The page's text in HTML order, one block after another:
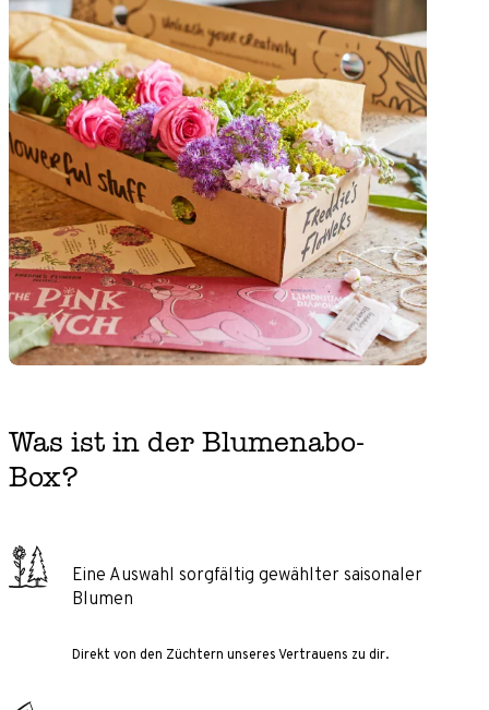
Was ist in der Blumenabo-
Box?
Eine Auswahl sorgfältig gewählter saisonaler
Blumen
Direkt von den Züchtern unseres Vertrauens zu dir.